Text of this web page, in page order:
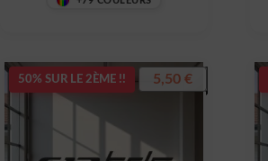
50% SUR LE 2ÈME !! 5,50€